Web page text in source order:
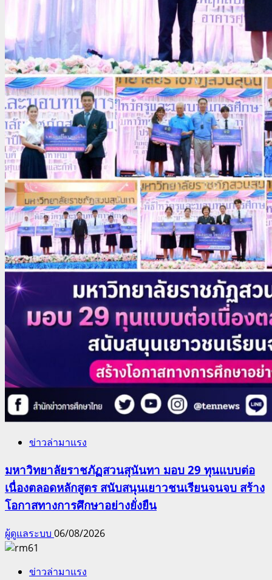
ข่าวล่ามาแรง
มหาวิทยาลัยราชภัฏสวนสุนันทา มอบ 29 ทุนแบบต่อ
เนื่องตลอดหลักสูตร สนับสนุนเยาวชนเรียนจนจบ สร้าง
โอกาสทางการศึกษาอย่างยั่งยืน
ผู้ดูแลระบบ 06/08/2026
ข่าวล่ามาแรง